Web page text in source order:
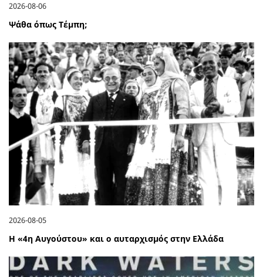
2026-08-06
Ψάθα όπως Τέμπη;
2026-08-05
Η «4η Αυγούστου» και ο αυταρχισμός στην Ελλάδα